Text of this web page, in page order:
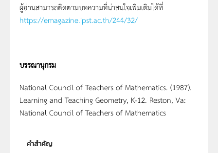
ผู้อ่านสามารถติดตามบทความที่น่าสนใจเพิ่มเติมได้ที่
https://emagazine.ipst.ac.th/244/32/
บรรณานุกรม
National Council of Teachers of Mathematics. (1987).
Learning and Teaching Geometry, K-12. Reston, Va:
National Council of Teachers of Mathematics
คำสำคัญ